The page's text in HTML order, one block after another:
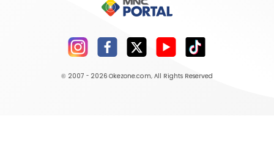
© 2007 - 2026 Okezone.com, All Rights Reserved